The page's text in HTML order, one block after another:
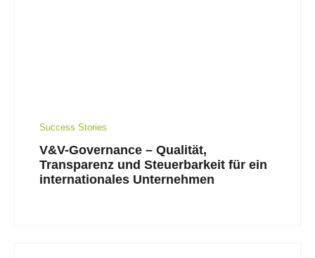
Success Stories
V&V-Governance – Qualität,
Transparenz und Steuerbarkeit für ein
internationales Unternehmen